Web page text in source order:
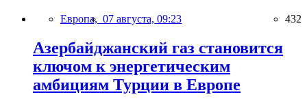
Европа, 07 августа, 09:23 432
Азербайджанский газ становится
ключом к энергетическим
амбициям Турции в Европе